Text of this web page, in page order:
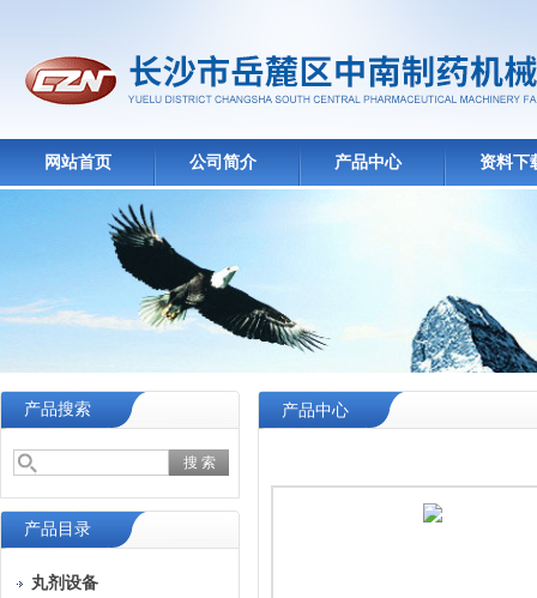
网站首页 公司简介 产品中心 资料下
产品搜索
产品目录
丸剂设备
产品中心